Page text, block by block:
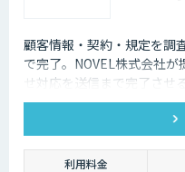
顧客情報・契約・規定を調
で完了。NOVEL株式会社
せ対応を送信まで完了させ
契約・規定を突き合わせて
下書き止めかを選べます。
利用料金